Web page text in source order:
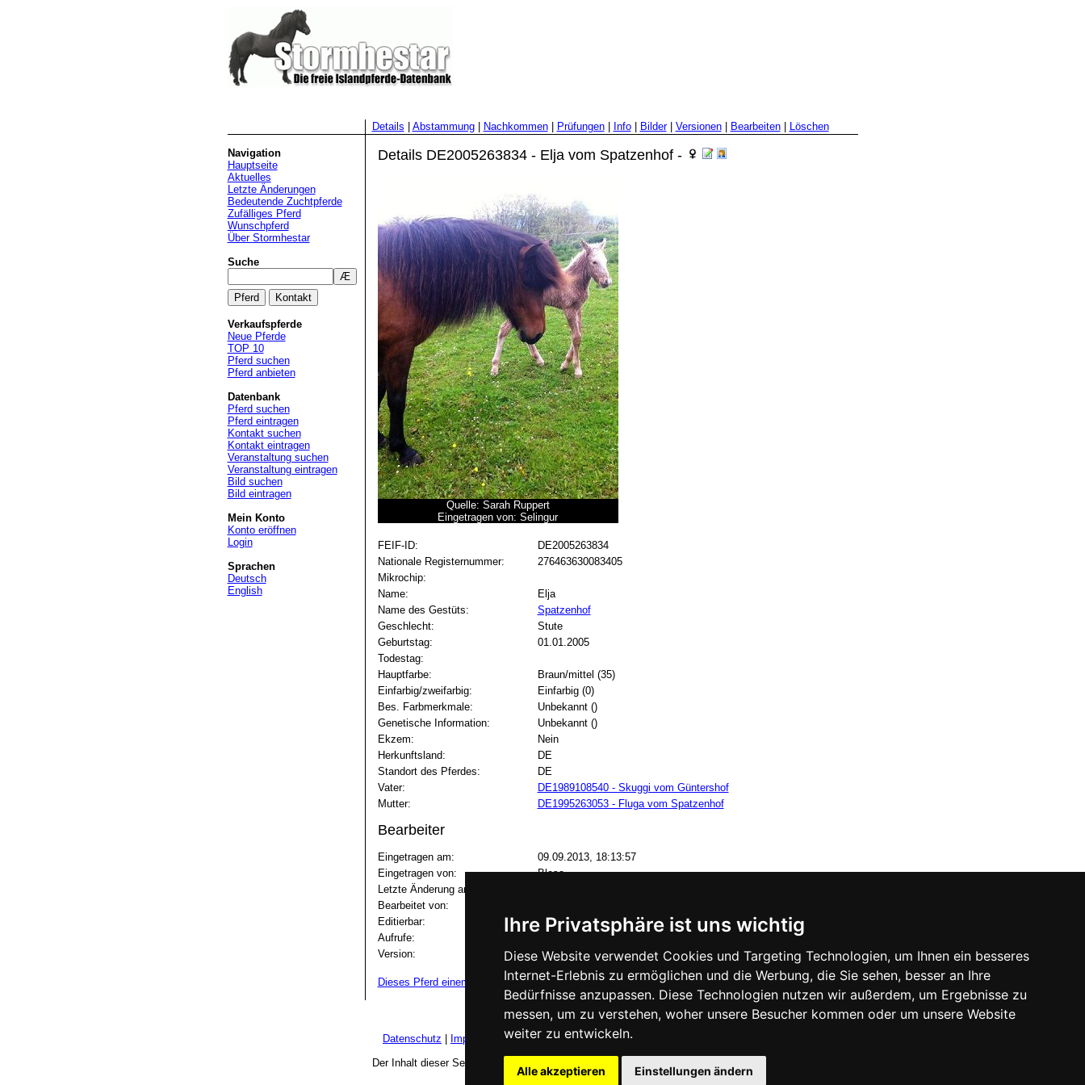
Ihre Privatsphäre ist uns wichtig
Diese Website verwendet Cookies und Targeting Technologien, um Ihnen ein besseres
Internet-Erlebnis zu ermöglichen und die Werbung, die Sie sehen, besser an Ihre
Bedürfnisse anzupassen. Diese Technologien nutzen wir außerdem, um Ergebnisse zu
messen, um zu verstehen, woher unsere Besucher kommen oder um unsere Website
weiter zu entwickeln.
Alle akzeptieren Einstellungen ändern
Details Abstammung| Nachkommen| Prüfungen| Info| Bilder| Versionen| Bearbeiten| Löschen
Navigation
Hauptseite
Aktuelles
Letzte Änderungen
Bedeutende Zuchtpferde
Zufälliges Pferd
Wunschpferd
Über Stormhestar
Suche
Verkaufspferde
Neue Pferde
TOP 10
Pferd suchen
Pferd anbieten
Datenbank
Pferd suchen
Pferd eintragen
Kontakt suchen
Kontakt eintragen
Veranstaltung suchen
Veranstaltung eintragen
Bild suchen
Bild eintragen
Mein Konto
Konto eröffnen
Login
Sprachen
Deutsch
English
Details DE2005263834 - Elja vom Spatzenhof -
Quelle: Sarah Ruppert
Eingetragen von: Selingur
FEIF-ID:
DE2005263834
Nationale Registernummer:
276463630083405
Mikrochip:
Name:
Elja
Name des Gestüts:
Spatzenhof
Geschlecht:
Stute
Geburtstag:
01.01.2005
Todestag:
Hauptfarbe:
Braun/mittel (35)
Einfarbig/zweifarbig:
Einfarbig (0)
Bes. Farbmerkmale:
Unbekannt ()
Genetische Information:
Unbekannt ()
Ekzem:
Nein
Herkunftsland:
DE
Standort des Pferdes:
DE
Vater:
DE1989108540 - Skuggi vom Güntershof
Mutter:
DE1995263053 - Fluga vom Spatzenhof
Bearbeiter
Eingetragen am:
09.09.2013, 18:13:57
Eingetragen von:
Blesa
Letzte Änderung am:
Bearbeitet von:
Editierbar:
Von Allen
Aufrufe:
Version:
2
Dieses Pferd einem Freund weiterempfehlen
Datenschutz Impressum |Über Stormhestar|Lizenzbestimmungen
Der Inhalt dieser Seite steht unter der GNU Free Documentation License.
Software Version 1.0.42